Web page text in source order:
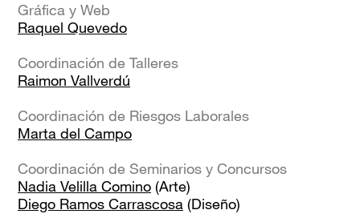
Gráfica y Web
Raquel Quevedo
Coordinación de Talleres
Raimon Vallverdú
Coordinación de Riesgos Laborales
Marta del Campo
Coordinación de Seminarios y Concursos
Nadia Velilla Comino (Arte)
Diego Ramos Carrascosa (Diseño)